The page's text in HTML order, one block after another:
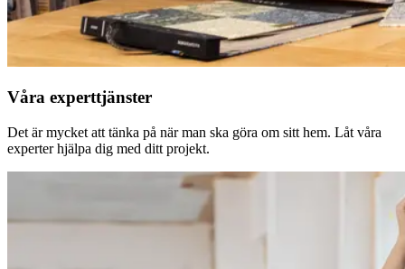
Våra experttjänster
Det är mycket att tänka på när man ska göra om sitt hem. Låt våra
experter hjälpa dig med ditt projekt.